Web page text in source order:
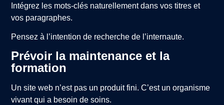
Intégrez les mots-clés naturellement dans vos titres et
vos paragraphes.
Pensez à l’intention de recherche de l’internaute.
Prévoir la maintenance et la
formation
Un site web n’est pas un produit fini. C’est un organisme
vivant qui a besoin de soins.